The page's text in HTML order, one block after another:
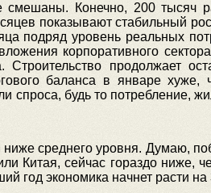
смешаны. Конечно, 200 тысяч
показывают стабильный
подряд уровень реальных
корпоративного
продолжает
баланса в январе хуже,
будь то потребление,
среднего уровня. Думаю,
Китая, сейчас гораздо ниже,
год экономика начнет расти